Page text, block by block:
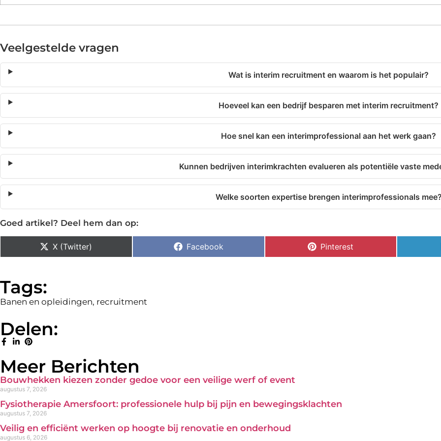
Veelgestelde vragen
Wat is interim recruitment en waarom is het populair?
Hoeveel kan een bedrijf besparen met interim recruitment?
Hoe snel kan een interimprofessional aan het werk gaan?
Kunnen bedrijven interimkrachten evalueren als potentiële vaste
Welke soorten expertise brengen interimprofessionals mee?
Goed artikel? Deel hem dan op:
X (Twitter) Facebook Pinterest
Tags:
Banen en opleidingen, recruitment
Delen:
Meer Berichten
Bouwhekken kiezen zonder gedoe voor een veilige werf of event
augustus 7, 2026
Fysiotherapie Amersfoort: professionele hulp bij pijn en bewegingsklachten
augustus 7, 2026
Veilig en efficiënt werken op hoogte bij renovatie en onderhoud
augustus 6, 2026